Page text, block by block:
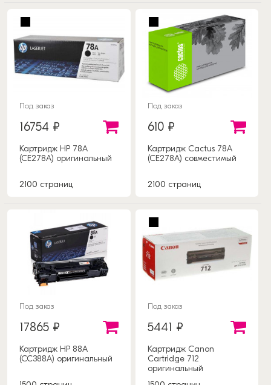
Под заказ
16754 ₽
Картридж HP 78A
(CE278A) оригинальный
2100 страниц
Под заказ
610 ₽
Картридж Cactus 78A
(CE278A) совместимый
2100 страниц
Под заказ
17865 ₽
Картридж HP 88A
(CC388A) оригинальный
Под заказ
5441 ₽
Картридж Canon
Cartridge 712
оригинальный